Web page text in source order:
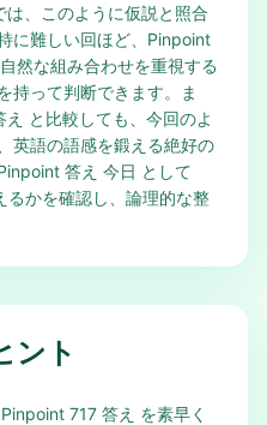
、このように仮説と照合
に難しい回ほど、Pinpoint
然な組み合わせを重視する
持って判断できます。ま
と比較しても、今回のよ
英語の語感を鍛える絶好の
答え 今日 として
るかを確認し、論理的な整
ント
717 答え を素早く